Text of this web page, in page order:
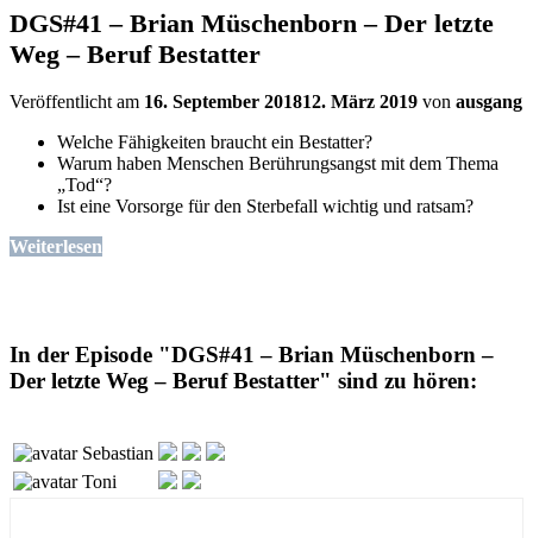
DGS#41 – Brian Müschenborn – Der letzte
Weg – Beruf Bestatter
Veröffentlicht am 16. September 201812. März 2019 von ausgang
Welche Fähigkeiten braucht ein Bestatter?
Warum haben Menschen Berührungsangst mit dem Thema
„Tod“?
Ist eine Vorsorge für den Sterbefall wichtig und ratsam?
Weiterlesen
In der Episode "DGS#41 – Brian Müschenborn –
Der letzte Weg – Beruf Bestatter" sind zu hören:
Sebastian
Toni